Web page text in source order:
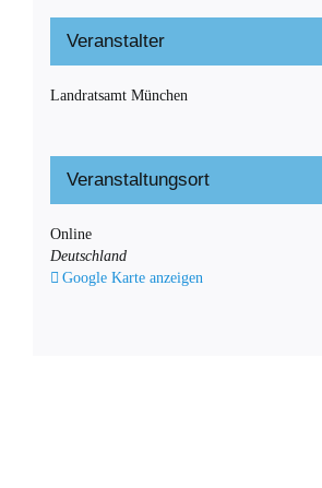
Veranstaltungsort
Online
Deutschland
Google Karte anzeigen
Veranstalter
Landratsamt München